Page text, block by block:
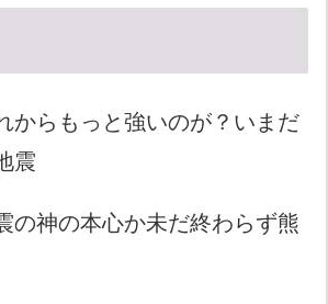
からもっと強いのが？いまだ
震
の神の本心か未だ終わらず熊